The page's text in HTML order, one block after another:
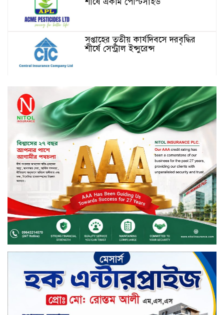
সপ্তাহের তৃতীয় কার্যদিবসে দরবৃদ্ধির
শীর্ষে সেন্ট্রাল ইন্সুরেন্স
সপ্তাহের তৃতীয় কার্যদিবসে দরপতনের
শীর্ষে রিং শাইন টেক্সটাইল
টাঙ্গাইলে জুলাই গণঅভ্যুত্থান দিবস
পালিত
জাতিসংঘের হিসাব ও সরকারি গেজেটের
বাইরে থাকা ৫৬৪ নিহতের পরিচয়
প্রকাশের দাবি বিসিআরএসের
চুয়াডাঙ্গায় পুষ্পস্তবক অর্পণ ও আলোচনা
সভার মধ্য দিয়ে জুলাই গণঅভ্যুত্থান
দিবস পালিত
৮ ব্র্যান্ডের ফর্সাকারী ক্রিমে বিপজ্জনক
মাত্রায় মার্কারি, সতর্ক করল বিএসটিআই